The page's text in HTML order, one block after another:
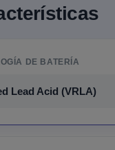
DE BATERÍA
Lead Acid (VRLA)